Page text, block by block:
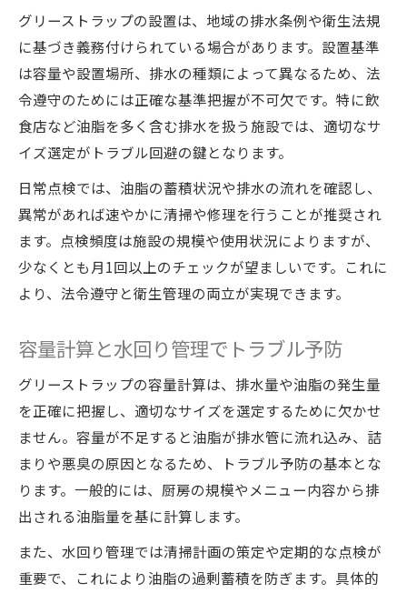
グリーストラップの設置は、地域の排水条例や衛生法規
に基づき義務付けられている場合があります。設置基準
は容量や設置場所、排水の種類によって異なるため、法
令遵守のためには正確な基準把握が不可欠です。特に飲
食店など油脂を多く含む排水を扱う施設では、適切なサ
イズ選定がトラブル回避の鍵となります。
日常点検では、油脂の蓄積状況や排水の流れを確認し、
異常があれば速やかに清掃や修理を行うことが推奨され
ます。点検頻度は施設の規模や使用状況によりますが、
少なくとも月1回以上のチェックが望ましいです。これに
より、法令遵守と衛生管理の両立が実現できます。
容量計算と水回り管理でトラブル予防
グリーストラップの容量計算は、排水量や油脂の発生量
を正確に把握し、適切なサイズを選定するために欠かせ
ません。容量が不足すると油脂が排水管に流れ込み、詰
まりや悪臭の原因となるため、トラブル予防の基本とな
ります。一般的には、厨房の規模やメニュー内容から排
出される油脂量を基に計算します。
また、水回り管理では清掃計画の策定や定期的な点検が
重要で、これにより油脂の過剰蓄積を防ぎます。具体的